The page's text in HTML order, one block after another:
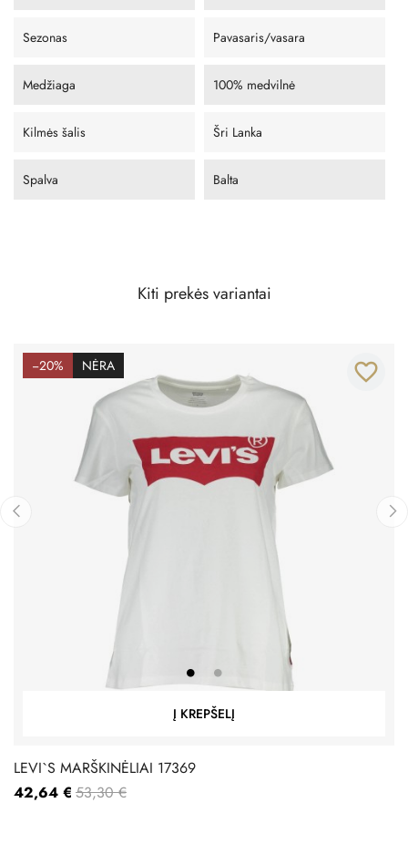
Sezonas Pavasaris/vasara
Medžiaga 100% medvilnė
Kilmės šalis Šri Lanka
Spalva Balta
Kiti prekės variantai
−20% NĖRA
Į KREPŠELĮ
favorite_border
LEVI`S MARŠKINĖLIAI 17369
42,64 € 53,30 €